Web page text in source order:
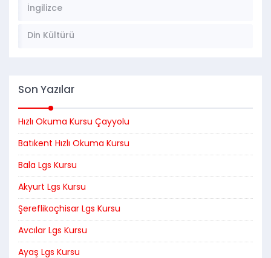
İngilizce
Din Kültürü
Son Yazılar
Hızlı Okuma Kursu Çayyolu
Batıkent Hızlı Okuma Kursu
Bala Lgs Kursu
Akyurt Lgs Kursu
Şereflikoçhisar Lgs Kursu
Avcılar Lgs Kursu
Ayaş Lgs Kursu